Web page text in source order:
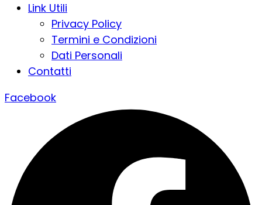
Link Utili
Privacy Policy
Termini e Condizioni
Dati Personali
Contatti
Facebook